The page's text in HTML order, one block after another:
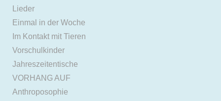
Lieder
Einmal in der Woche
Im Kontakt mit Tieren
Vorschulkinder
Jahreszeitentische
VORHANG AUF
Anthroposophie